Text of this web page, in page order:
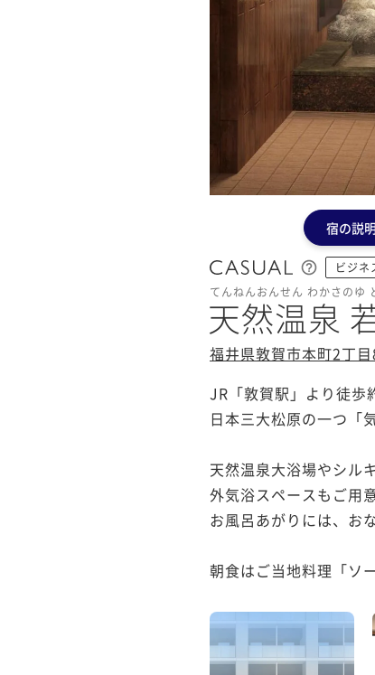
宿の説明
ビジネ
てんねんおんせん わかさのゆ
天然温泉
福井県敦賀市本町2丁
JR「敦賀駅」より徒歩
日本三大松原の一つ「
天然温泉大浴場やシル
外気浴スペースもご用意
お風呂あがりには、お
朝食はご当地料理「ソ